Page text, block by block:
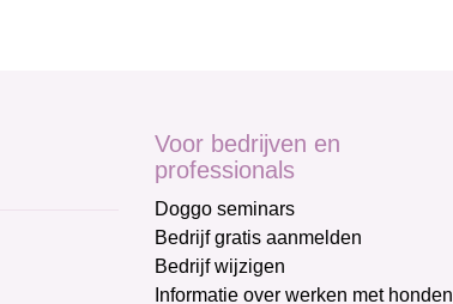
Voor bedrijven en
professionals
Doggo seminars
Bedrijf gratis aanmelden
Bedrijf wijzigen
Informatie over werken met honden